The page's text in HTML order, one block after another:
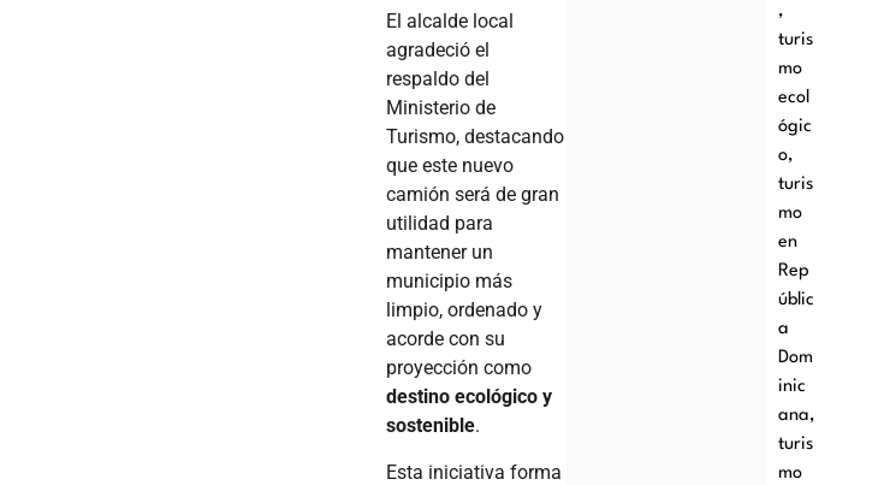
El alcalde local
agradeció el
respaldo del
Ministerio de
Turismo, destacando
que este nuevo
camión será de gran
utilidad para
mantener un
municipio más
limpio, ordenado y
acorde con su
proyección como
destino ecológico y
sostenible.
Esta iniciativa forma
,
turis
mo
ecol
ógic
o,
turis
mo
en
Rep
úblic
a
Dom
inic
ana,
turis
mo